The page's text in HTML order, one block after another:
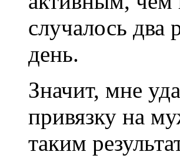
случалось два
день.
Значит, мне
привязку на
таким